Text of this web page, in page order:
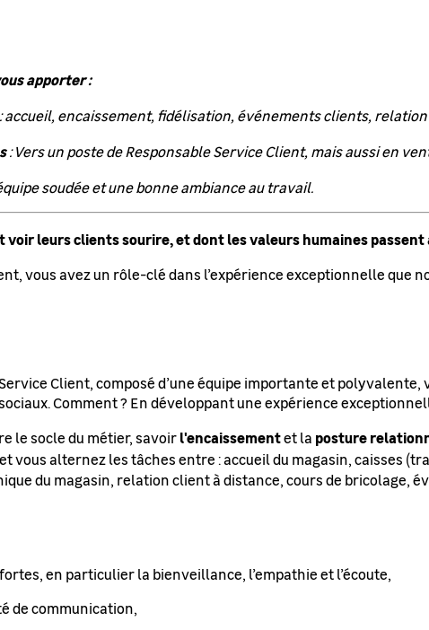
apporter :
accueil, encaissement, fidélisation, événements clients, relation
: Vers un poste de Responsable Service Client, mais aussi en
soudée et une bonne ambiance au travail.
voir leurs clients sourire, et dont les valeurs humaines
vous avez un rôle-clé dans l’expérience exceptionnelle que
Client, composé d’une équipe importante et
Comment ? En développant une expérience
le socle du métier, savoirl'encaissementet la posture
vous alternez les tâches entre : accueil du magasin, caisses
du magasin, relation client à distance, cours de bricolage,
en particulier la bienveillance, l’empathie et l’écoute,
de communication,